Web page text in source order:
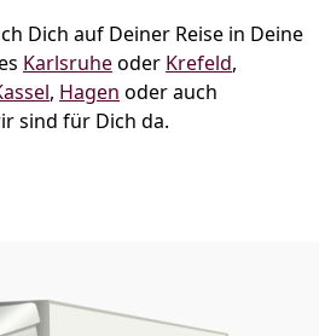
Dich auf Deiner Reise in Deine
Karlsruheoder Krefeld,
, Hagen oder auch
sind für Dich da.